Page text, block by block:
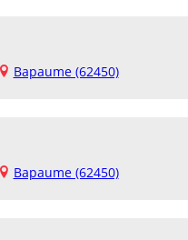
Bapaume (62450)
Bapaume (62450)